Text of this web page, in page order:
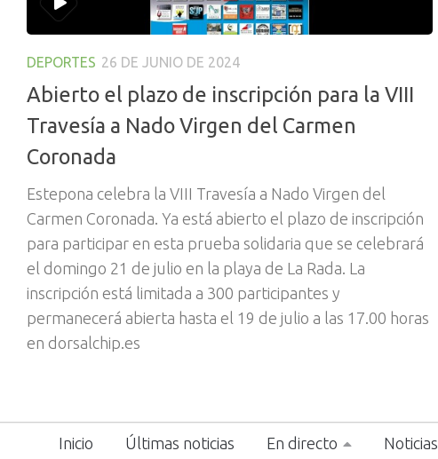
DEPORTES 26 DE JUNIO DE 2024
Abierto el plazo de inscripción para la VIII
Travesía a Nado Virgen del Carmen
Coronada
Estepona celebra la VIII Travesía a Nado Virgen del
Carmen Coronada. Ya está abierto el plazo de inscripción
para participar en esta prueba solidaria que se celebrará
el domingo 21 de julio en la playa de La Rada. La
inscripción está limitada a 300 participantes y
permanecerá abierta hasta el 19 de julio a las 17.00 horas
en dorsalchip.es
Inicio Últimas noticias En directo Noticias